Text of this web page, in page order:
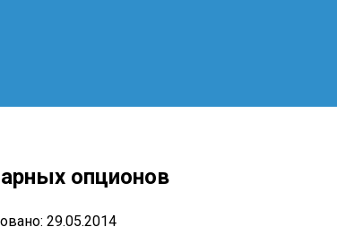
опционов
29.05.2014